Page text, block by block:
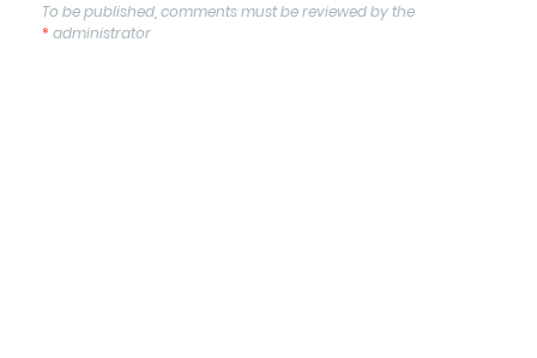
To be published, comments must be reviewed by the
administrator
*